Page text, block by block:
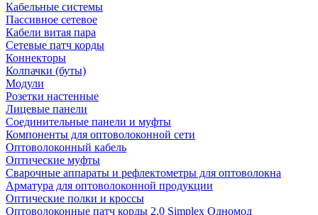
Кабельные системы
Пассивное сетевое
Кабели витая пара
Сетевые патч корды
Коннекторы
Колпачки (буты)
Модули
Розетки настенные
Лицевые панели
Соединительные панели и муфты
Компоненты для оптоволоконной сети
Оптоволоконный кабель
Оптические муфты
Сварочные аппараты и рефлектометры для оптоволокна
Арматура для оптоволоконной продукции
Оптические полки и кроссы
Оптоволоконные патч корды 2.0 Simplex Одномод